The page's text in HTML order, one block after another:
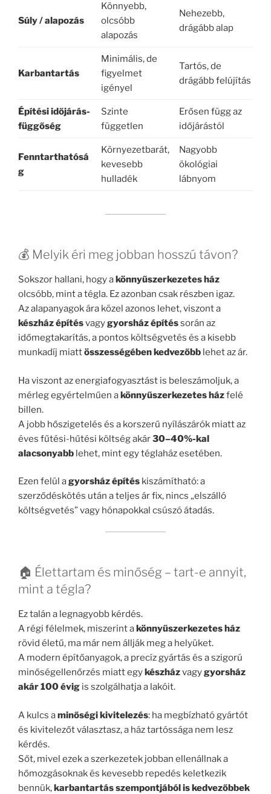
Súly / alapozás
Könnyebb,
olcsóbb
alapozás
Nehezebb,
drágább alap
Karbantartás
Minimális, de
figyelmet
igényel
Tartós, de
drágább felújítás
Építési időjárás-
függőség
Szinte
független
Erősen függ az
időjárástól
Fenntarthatósá
g
Környezetbarát,
kevesebb
hulladék
Nagyobb
ökológiai
lábnyom
💰 Melyik éri meg jobban hosszú távon?
Sokszor hallani, hogy a könnyűszerkezetes ház
olcsóbb, mint a tégla. Ez azonban csak részben igaz.
Az alapanyagok ára közel azonos lehet, viszont a
készház építésvagygyorsház építéssorán az
időmegtakarítás, a pontos költségvetés és a kisebb
munkadíj miattösszességében kedvezőbb lehet az ár.
Ha viszont az energiafogyasztást is beleszámoljuk, a
mérleg egyértelműen akönnyűszerkezetes házfelé
billen.
A jobb hőszigetelés és a korszerű nyílászárók miatt az
éves fűtési-hűtési költség akár30–40%-kal
alacsonyabb lehet, mint egy téglaház esetében.
Ezen felül agyorsház építés kiszámítható: a
szerződéskötés után a teljes ár fix, nincs „elszálló
költségvetés” vagy hónapokkal csúszó átadás.
🏠 Élettartam és minőség – tart-e annyit,
mint a tégla?
Ez talán a legnagyobb kérdés.
A régi félelmek, miszerint a könnyűszerkezetes ház
rövid életű, ma már nem állják meg a helyüket.
A modern építőanyagok, a precíz gyártás és a szigorú
minőségellenőrzés miatt egy készházvagygyorsház
akár 100 évig is szolgálhatja a lakóit.
A kulcs aminőségi kivitelezés: ha megbízható gyártót
és kivitelezőt választasz, a ház tartóssága nem lesz
kérdés.
Sőt, mivel ezek a szerkezetek jobban ellenállnak a
hőmozgásoknak és kevesebb repedés keletkezik
bennük,karbantartás szempontjából is kedvezőbbek